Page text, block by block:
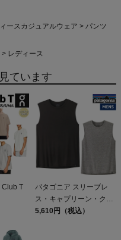
ースカジュアルウェア
パンツ
レディース
ています
Club T
パタゴニア スリーブレ
ス・キャプリーン・クー
ル・デイリー・シャツ
5,610円（税込）